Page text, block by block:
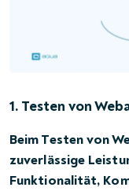
1. Testen von
Beim Testen von
zuverlässige
Funktionalität,